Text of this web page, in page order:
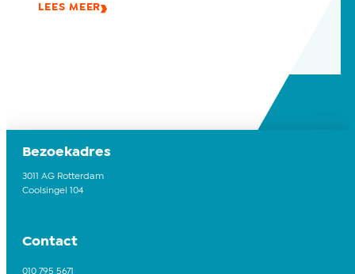
LEES MEER
Bezoekadres
3011 AG Rotterdam
Coolsingel 104
Contact
010 795 5671